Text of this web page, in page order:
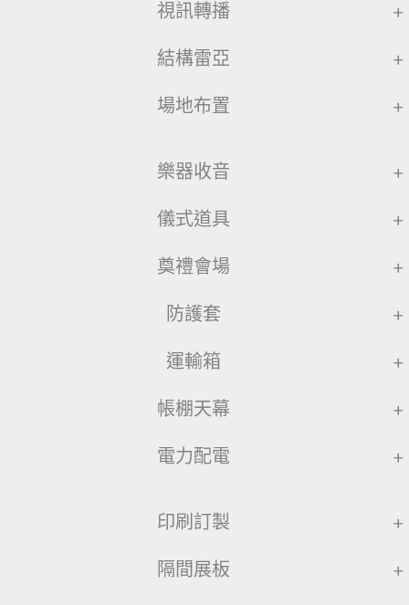
視訊轉播 +
結構雷亞 +
場地布置 +
樂器收音 +
儀式道具 +
奠禮會場 +
防護套 +
運輸箱 +
帳棚天幕 +
電力配電 +
印刷訂製 +
隔間展板 +